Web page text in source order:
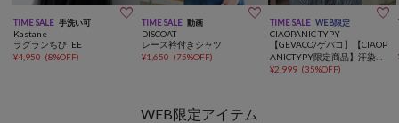
TIME SALE 手洗い可 
Kastane
ラグランちびTEE
¥4,950 (8%OFF)
TIME SALE 動画 
DISCOAT
レース衿付きシャツ
¥1,650 (75%OFF)
TIME SALE WEB限定 
CIAOPANIC TYPY
【GEVACO/ゲバコ】【CIAOP
ANICTYPY限定商品】汗染み
防止抗菌防臭ワンポイントワ
¥2,999 (35%OFF)
WEB限定アイテム